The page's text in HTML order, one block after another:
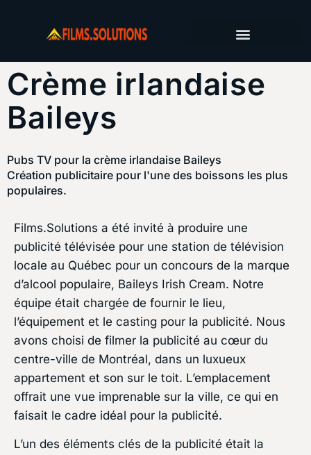
Crème irlandaise
Baileys
Pubs TV pour la crème irlandaise Baileys
Création publicitaire pour l'une des boissons les plus
populaires.
Films.Solutions a été invité à produire une
publicité télévisée pour une station de télévision
locale au Québec pour un concours de la marque
d’alcool populaire, Baileys Irish Cream. Notre
équipe était chargée de fournir le lieu,
l’équipement et le casting pour la publicité. Nous
avons choisi de filmer la publicité au cœur du
centre-ville de Montréal, dans un luxueux
appartement et son sur le toit. L’emplacement
offrait une vue imprenable sur la ville, ce qui en
faisait le cadre idéal pour la publicité.
L’un des éléments clés de la publicité était la